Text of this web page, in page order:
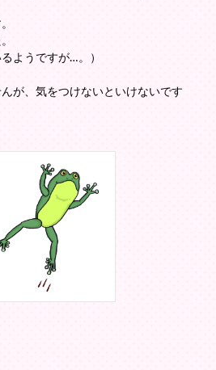
ようですが…。）
が、気をつけないといけないです